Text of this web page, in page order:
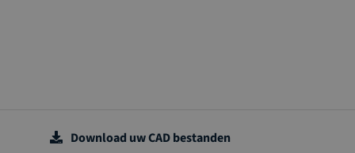
Download uw CAD bestanden